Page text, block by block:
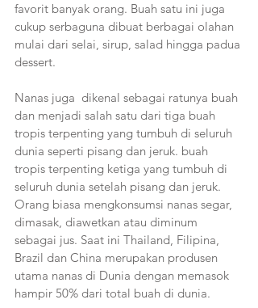
favorit banyak orang. Buah satu ini juga
cukup serbaguna dibuat berbagai olahan
mulai dari selai, sirup, salad hingga padua
dessert.
Nanas juga  dikenal sebagai ratunya buah
dan menjadi salah satu dari tiga buah
tropis terpenting yang tumbuh di seluruh
dunia seperti pisang dan jeruk. buah
tropis terpenting ketiga yang tumbuh di
seluruh dunia setelah pisang dan jeruk.
Orang biasa mengkonsumsi nanas segar,
dimasak, diawetkan atau diminum
sebagai jus. Saat ini Thailand, Filipina,
Brazil dan China merupakan produsen
utama nanas di Dunia dengan memasok
hampir 50% dari total buah di dunia.